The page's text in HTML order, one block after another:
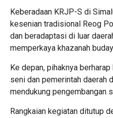
Keberadaan KRJP-S di
kesenian tradisional Reog
dan beradaptasi di luar
memperkaya khazanah
Ke depan, pihaknya
seni dan pemerintah daerah
mendukung pengembangan
Rangkaian kegiatan ditutup